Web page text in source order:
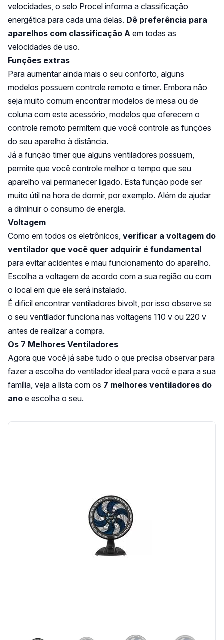
velocidades, o selo Procel informa a classificação
energética para cada uma delas. Dê preferência para
aparelhos com classificação A em todas as
velocidades de uso.
Funções extras
Para aumentar ainda mais o seu conforto, alguns
modelos possuem controle remoto e timer. Embora não
seja muito comum encontrar modelos de mesa ou de
coluna com este acessório, modelos que oferecem o
controle remoto permitem que você controle as funções
do seu aparelho à distância.
Já a função timer que alguns ventiladores possuem,
permite que você controle melhor o tempo que seu
aparelho vai permanecer ligado. Esta função pode ser
muito útil na hora de dormir, por exemplo. Além de ajudar
a diminuir o consumo de energia.
Voltagem
Como em todos os eletrônicos, verificar a voltagem do
ventilador que você quer adquirir é fundamental
para evitar acidentes e mau funcionamento do aparelho.
Escolha a voltagem de acordo com a sua região ou com
o local em que ele será instalado.
É difícil encontrar ventiladores bivolt, por isso observe se
o seu ventilador funciona nas voltagens 110 v ou 220 v
antes de realizar a compra.
Os 7 Melhores Ventiladores
Agora que você já sabe tudo o que precisa observar para
fazer a escolha do ventilador ideal para você e para a sua
família, veja a lista com os 7 melhores ventiladores do
ano e escolha o seu.